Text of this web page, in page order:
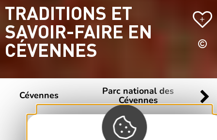
TRADITIONS ET
SAVOIR-FAIRE EN
CÉVENNES
+
Cévennes Parc national des
Cévennes